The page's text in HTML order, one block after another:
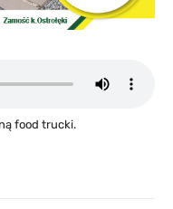
food trucki.